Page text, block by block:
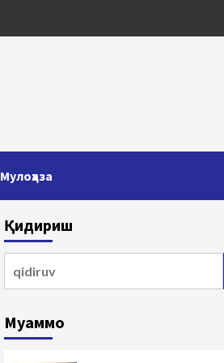
Мулоҳаза
Қидириш
Муаммо